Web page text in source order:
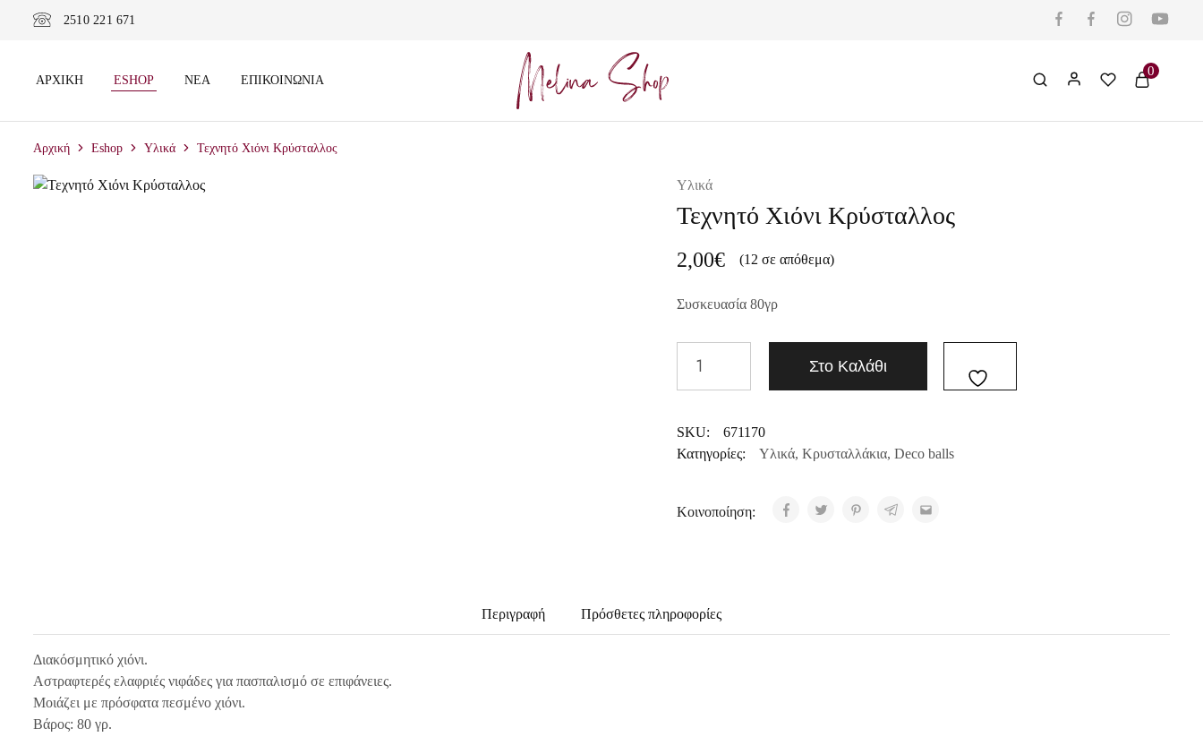
2510 221 671
ΑΡΧΙΚΉ ESHOP ΝΈΑ ΕΠΙΚΟΙΝΩΝΊΑ
Melina
Shop
0
Αρχική Eshop Υλικά Τεχνητό Χιόνι Κρύσταλλος
Υλικά
Τεχνητό Χιόνι Κρύσταλλος
2,00€ (12 σε απόθεμα)
Συσκευασία 80γρ
Στο Καλάθι
SKU:
671170
Κατηγορίες:
Υλικά, Kρυσταλλάκια, Deco balls
Κοινοποίηση:
Περιγραφή Πρόσθετες πληροφορίες
Διακόσμητικό χιόνι.
Αστραφτερές ελαφριές νιφάδες για πασπαλισμό σε επιφάνειες.
Μοιάζει με πρόσφατα πεσμένο χιόνι.
Βάρος: 80 γρ.